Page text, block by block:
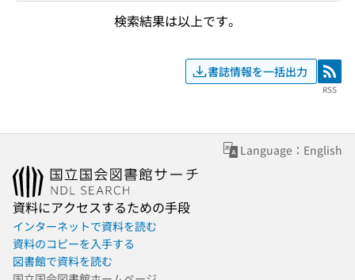
検索結果は以上です。
書誌情報を一括出力 RSS
RSS
Language：English
資料にアクセスするための手段
インターネットで資料を読む
資料のコピーを入手する
図書館で資料を読む